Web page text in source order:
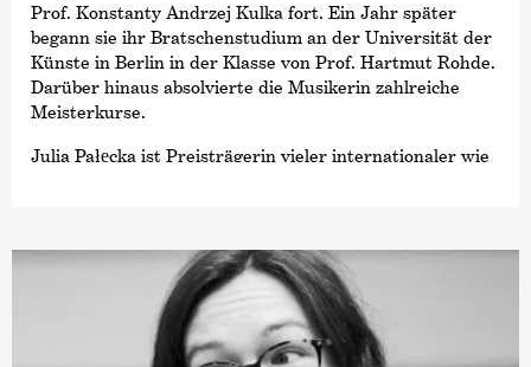
Prof. Konstanty Andrzej Kulka fort. Ein Jahr später
begann sie ihr Bratschenstudium an der Universität der
Künste in Berlin in der Klasse von Prof. Hartmut Rohde.
Darüber hinaus absolvierte die Musikerin zahlreiche
Meisterkurse.
Julia Pałęcka ist Preisträgerin vieler internationaler wie
dem Zermatt Festival und Manchester Music Festival
sowie vielen weiteren. Dabei arbeitete sie mit vielen
prominenten Musikern zusammen, unter anderem mit
Bruno Giuranna, Kim Kashkashian, Miguel da Silva,
Philip Setzer, Sergey Malov, Lukas Hagen, Noah Bendix-